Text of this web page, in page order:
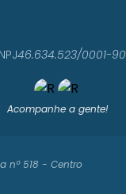
Acompanhe a gente!
nº 518 - Centro
46.634.523/0001-90